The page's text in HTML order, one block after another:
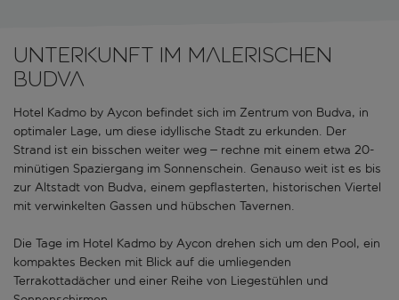
Unterkunft im malerischen
Budva
Hotel Kadmo by Aycon befindet sich im Zentrum von Budva, in
optimaler Lage, um diese idyllische Stadt zu erkunden. Der
Strand ist ein bisschen weiter weg – rechne mit einem etwa 20-
minütigen Spaziergang im Sonnenschein. Genauso weit ist es bis
zur Altstadt von Budva, einem gepflasterten, historischen Viertel
mit verwinkelten Gassen und hübschen Tavernen.
Die Tage im Hotel Kadmo by Aycon drehen sich um den Pool, ein
kompaktes Becken mit Blick auf die umliegenden
Terrakottadächer und einer Reihe von Liegestühlen und